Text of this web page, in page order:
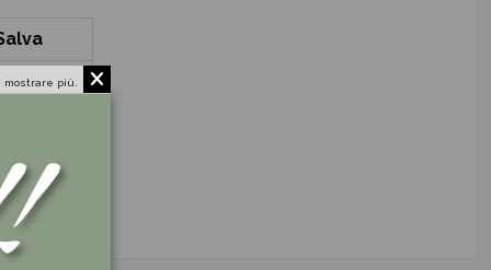
€
mostrare più.